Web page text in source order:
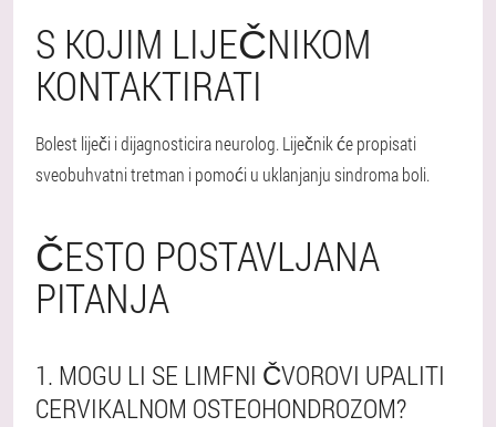
S KOJIM LIJEČNIKOM
KONTAKTIRATI
Bolest liječi i dijagnosticira neurolog. Liječnik će propisati
sveobuhvatni tretman i pomoći u uklanjanju sindroma boli.
ČESTO POSTAVLJANA
PITANJA
1. MOGU LI SE LIMFNI ČVOROVI UPALITI
CERVIKALNOM OSTEOHONDROZOM?